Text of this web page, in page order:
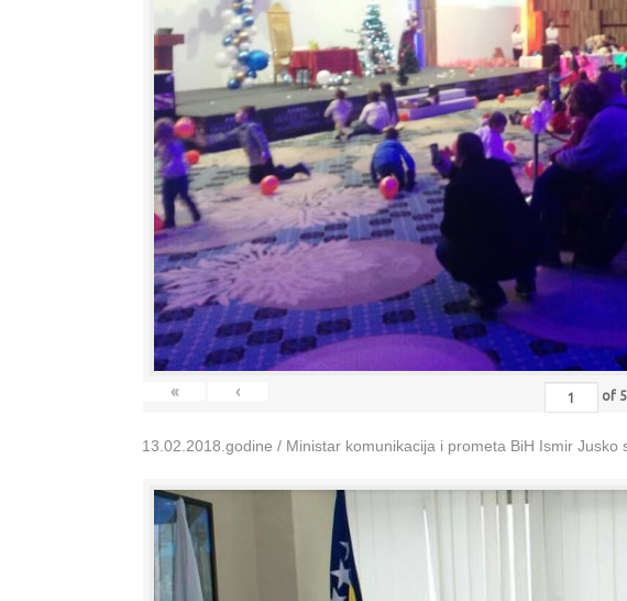
« ‹ of 5
13.02.2018.godine / Ministar komunikacija i prometa BiH Ismir